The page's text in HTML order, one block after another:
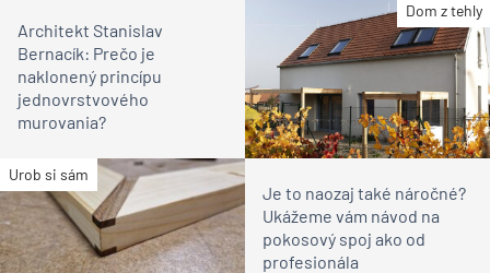
Dom z tehly
Architekt Stanislav
Bernacík: Prečo je
naklonený princípu
jednovrstvového
murovania?
Urob si sám
Je to naozaj také náročné?
Ukážeme vám návod na
pokosový spoj ako od
profesionála